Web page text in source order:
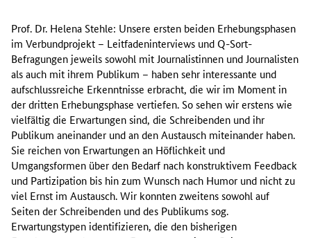
Prof. Dr. Helena Stehle: Unsere ersten beiden Erhebungsphasen
im Verbundprojekt – Leitfadeninterviews und Q-Sort-
Befragungen jeweils sowohl mit Journalistinnen und Journalisten
als auch mit ihrem Publikum – haben sehr interessante und
aufschlussreiche Erkenntnisse erbracht, die wir im Moment in
der dritten Erhebungsphase vertiefen. So sehen wir erstens wie
vielfältig die Erwartungen sind, die Schreibenden und ihr
Publikum aneinander und an den Austausch miteinander haben.
Sie reichen von Erwartungen an Höflichkeit und
Umgangsformen über den Bedarf nach konstruktivem Feedback
und Partizipation bis hin zum Wunsch nach Humor und nicht zu
viel Ernst im Austausch. Wir konnten zweitens sowohl auf
Seiten der Schreibenden und des Publikums sog.
Erwartungstypen identifizieren, die den bisherigen